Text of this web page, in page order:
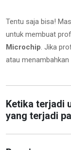
Tentu saja bisa!
untuk membuat
Microchip. Jika
atau
Ketika terjadi
yang terjadi